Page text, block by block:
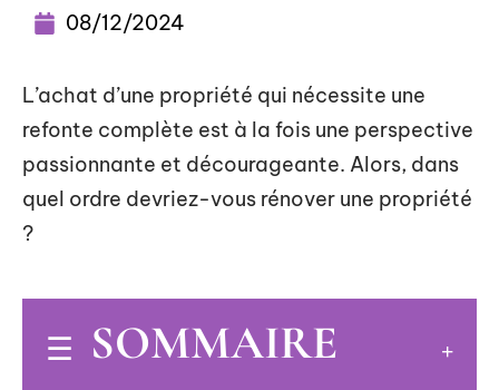
08/12/2024
L’achat d’une propriété qui nécessite une
refonte complète est à la fois une perspective
passionnante et décourageante. Alors, dans
quel ordre devriez-vous rénover une propriété
?
SOMMAIRE